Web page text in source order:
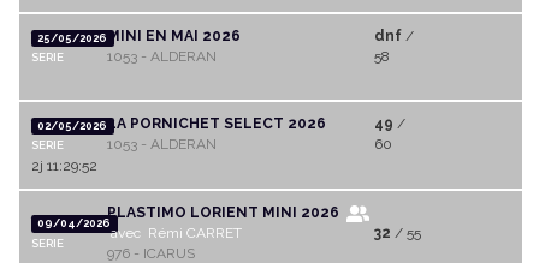
25/05/2026
SERIE
MINI EN MAI 2026
1053 - ALDERAN
dnf/
58
02/05/2026
SERIE
LA PORNICHET SELECT 2026
1053 - ALDERAN
49 /
60
2j 11:29:52
09/04/2026
SERIE
PLASTIMO LORIENT MINI 2026
avec Rémi CARRET
976 - ICARUS
32 / 55